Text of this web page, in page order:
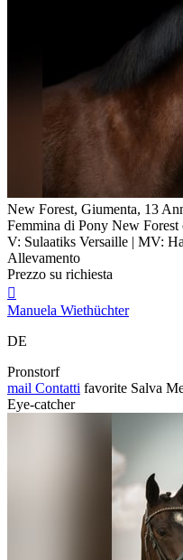
New Forest, Giumenta, 13
Femmina di Pony New
V: Sulaatiks Versaille | MV:
Allevamento
Prezzo su richiesta

Manuela Wiethüchter
DE
Pronstorf
mail Contatti favorite Salva
Eye-catcher